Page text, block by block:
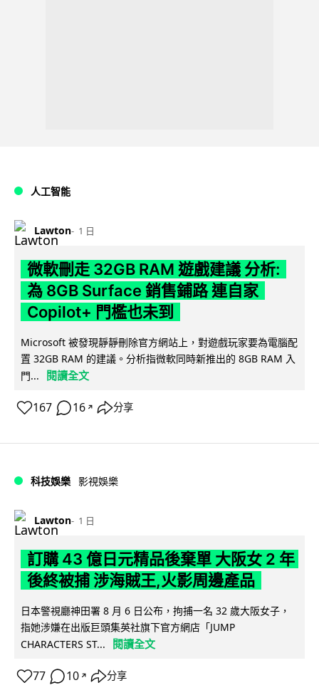
人工智能
Lawton 1 日
微軟刪走 32GB RAM 遊戲建議 分析:
為 8GB Surface 銷售鋪路 連自家
Copilot+ 門檻也未到
Microsoft 被發現靜靜刪除官方網站上，對遊戲玩家要為電腦配
置 32GB RAM 的建議。分析指微軟同時新推出的 8GB RAM 入
門...
閱讀全文
167 16 ↗ 分享
科技娛樂 影視娛樂
Lawton 1 日
訂購 43 億日元精品後棄單 大阪女 2 年
後終被捕 涉海賊王,火影周邊產品
日本警視廳神田署 8 月 6 日公布，拘捕一名 32 歲大阪女子，
指她涉嫌在出版巨頭集英社旗下官方網店「JUMP
CHARACTERS ST...
閱讀全文
77 10 ↗ 分享